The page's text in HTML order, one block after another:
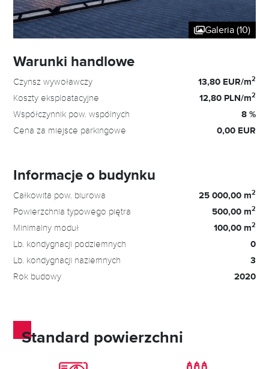
Galeria (10)
Warunki handlowe
Czynsz wywoławczy 13,80 EUR/m2
Koszty eksploatacyjne 12,80 PLN/m2
Współczynnik pow. wspólnych 8 %
Cena za miejsce parkingowe 0,00 EUR
Informacje o budynku
Całkowita pow. biurowa 25 000,00 m2
Powierzchnia typowego piętra 500,00 m2
Minimalny moduł 100,00 m2
Lb. kondygnacji podziemnych 0
Lb. kondygnacji naziemnych 3
Rok budowy 2020
Standard powierzchni